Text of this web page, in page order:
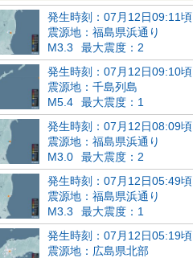
発生時刻：07月12日09:11頃
震源地：福島県浜通り
M3.3
最大震度：2
発生時刻：07月12日09:10頃
震源地：千島列島
M5.4
最大震度：1
発生時刻：07月12日08:09頃
震源地：福島県浜通り
M3.0
最大震度：2
発生時刻：07月12日05:49頃
震源地：福島県浜通り
M3.3
最大震度：1
発生時刻：07月12日05:19頃
震源地：広島県北部